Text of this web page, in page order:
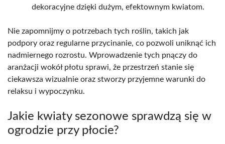
dekoracyjne dzięki dużym, efektownym kwiatom.
Nie zapomnijmy o potrzebach tych roślin, takich jak
podpory oraz regularne przycinanie, co pozwoli uniknąć ich
nadmiernego rozrostu. Wprowadzenie tych pnączy do
aranżacji wokół płotu sprawi, że przestrzeń stanie się
ciekawsza wizualnie oraz stworzy przyjemne warunki do
relaksu i wypoczynku.
Jakie kwiaty sezonowe sprawdzą się w
ogrodzie przy płocie?